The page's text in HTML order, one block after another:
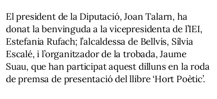
El president de la Diputació, Joan Talarn, ha
donat la benvinguda a la vicepresidenta de l’IEI,
Estefania Rufach; l’alcaldessa de Bellvís, Sílvia
Escalé, i l’organitzador de la trobada, Jaume
Suau, que han participat aquest dilluns en la roda
de premsa de presentació del llibre ‘Hort Poètic’.